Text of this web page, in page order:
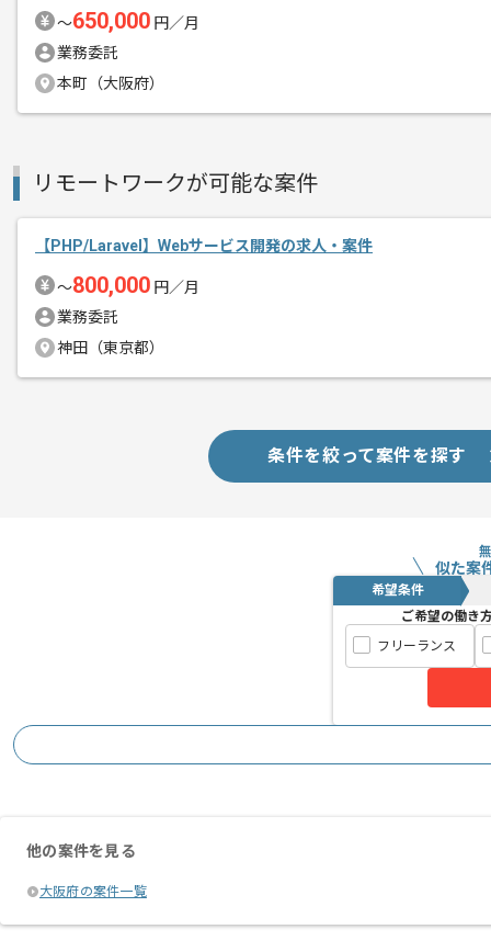
リモートワーク：初日からフルリモー
〜650,000 円／月
業務委託
本町（大阪府）
リモートワークが可能な案件
【PHP/Laravel】Webサービス開発の求人・案件
〜800,000 円／月
業務委託
神田（東京都）
条件を絞って案件を探す
似た案
希望条件
ご希望の働き
フリーランス
他の案件を見る
大阪府の案件一覧